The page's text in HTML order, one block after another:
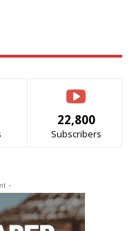
22,800
Subscribers
-